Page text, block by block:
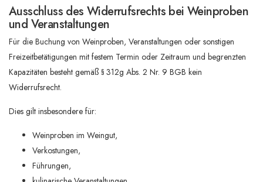
Ausschluss des Widerrufsrechts bei Weinproben
und Veranstaltungen
Für die Buchung von Weinproben, Veranstaltungen oder sonstigen
Freizeitbetätigungen mit festem Termin oder Zeitraum und begrenzten
Kapazitäten besteht gemäß § 312g Abs. 2 Nr. 9 BGB kein
Widerrufsrecht.
Dies gilt insbesondere für:
Weinproben im Weingut,
Verkostungen,
Führungen,